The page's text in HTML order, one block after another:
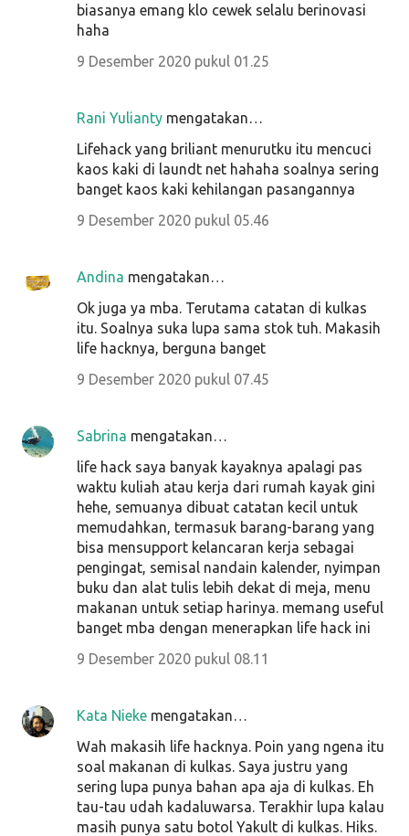
biasanya emang klo cewek selalu berinovasi
haha
9 Desember 2020 pukul 01.25
Rani Yulianty mengatakan…
Lifehack yang briliant menurutku itu mencuci
kaos kaki di laundt net hahaha soalnya sering
banget kaos kaki kehilangan pasangannya
9 Desember 2020 pukul 05.46
Andina mengatakan…
Ok juga ya mba. Terutama catatan di kulkas
itu. Soalnya suka lupa sama stok tuh. Makasih
life hacknya, berguna banget
9 Desember 2020 pukul 07.45
Sabrina mengatakan…
life hack saya banyak kayaknya apalagi pas
waktu kuliah atau kerja dari rumah kayak gini
hehe, semuanya dibuat catatan kecil untuk
memudahkan, termasuk barang-barang yang
bisa mensupport kelancaran kerja sebagai
pengingat, semisal nandain kalender, nyimpan
buku dan alat tulis lebih dekat di meja, menu
makanan untuk setiap harinya. memang useful
banget mba dengan menerapkan life hack ini
9 Desember 2020 pukul 08.11
Kata Nieke mengatakan…
Wah makasih life hacknya. Poin yang ngena itu
soal makanan di kulkas. Saya justru yang
sering lupa punya bahan apa aja di kulkas. Eh
tau-tau udah kadaluwarsa. Terakhir lupa kalau
masih punya satu botol Yakult di kulkas. Hiks.